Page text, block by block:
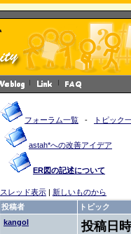
フォーラム一覧 - トピック
astah*への改善アイデア
ER図の記述について
スレッド表示 | 新しいものから
投稿者
トピック
kangol
投稿日